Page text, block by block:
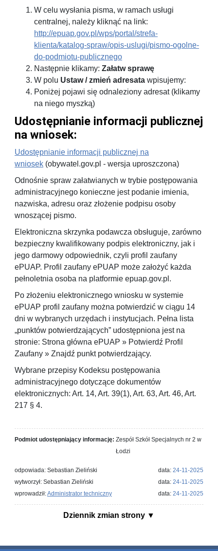
W celu wysłania pisma, w ramach usługi
centralnej, należy kliknąć na link:
http://epuap.gov.pl/wps/portal/strefa-
klienta/katalog-spraw/opis-uslugi/pismo-ogolne-
do-podmiotu-publicznego
Następnie klikamy: Załatw sprawę
W polu Ustaw / zmień adresata wpisujemy:
Poniżej pojawi się odnaleziony adresat (klikamy
na niego myszką)
Udostępnianie informacji publicznej
na wniosek:
Udostępnianie informacji publicznej na
wniosek (obywatel.gov.pl - wersja uproszczona)
Odnośnie spraw załatwianych w trybie postępowania
administracyjnego konieczne jest podanie imienia,
nazwiska, adresu oraz złożenie podpisu osoby
wnoszącej pismo.
Elektroniczna skrzynka podawcza obsługuje, zarówno
bezpieczny kwalifikowany podpis elektroniczny, jak i
jego darmowy odpowiednik, czyli profil zaufany
ePUAP. Profil zaufany ePUAP może założyć każda
pełnoletnia osoba na platformie epuap.gov.pl.
Po złożeniu elektronicznego wniosku w systemie
ePUAP profil zaufany można potwierdzić w ciągu 14
dni w wybranych urzędach i instytucjach. Pełna lista
„punktów potwierdzających” udostępniona jest na
stronie: Strona główna ePUAP » Potwierdź Profil
Zaufany » Znajdź punkt potwierdzający.
Wybrane przepisy Kodeksu postępowania
administracyjnego dotyczące dokumentów
elektronicznych: Art. 14, Art. 39(1), Art. 63, Art. 46, Art.
217 § 4.
Podmiot udostępniający informację: Zespół Szkół Specjalnych nr 2 w
Łodzi
odpowiada: Sebastian Zieliński data: 24-11-2025
wytworzył: Sebastian Zieliński
data: 24-11-2025
wprowadził:Administrator techniczny data: 24-11-2025
Dziennik zmian strony